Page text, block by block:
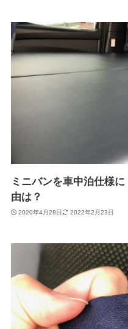
ミニバンを車中泊仕様
由は？
2020年4月28日 2022年2月23日